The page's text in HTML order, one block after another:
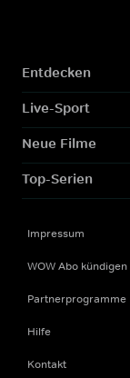
Entdecken
Live-Sport
Neue Filme
Top-Serien
Impressum
WOW Abo kündigen
Partnerprogramme
Hilfe
Kontakt